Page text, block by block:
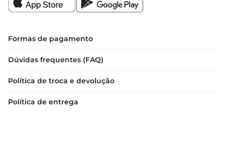
Formas de pagamento
Dúvidas frequentes (FAQ)
Política de troca e devolução
Política de entrega